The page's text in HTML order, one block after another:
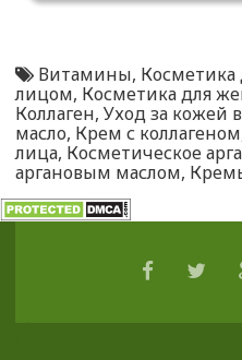
Витамины, Косметика
лицом, Косметика для
Коллаген, Уход за кожей
масло, Крем с коллагеном
лица, Косметическое
аргановым маслом,